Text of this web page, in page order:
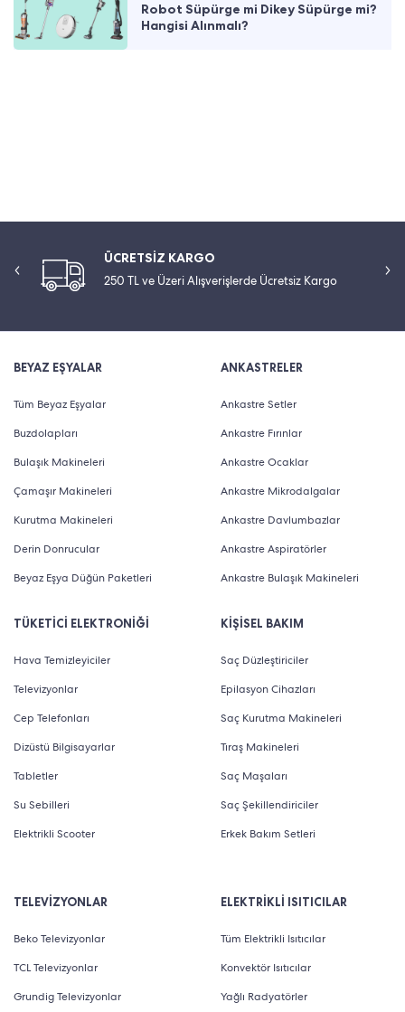
Robot Süpürge mi Dikey Süpürge mi?
Hangisi Alınmalı?
ÜCRETSİZ KARGO
250 TL ve Üzeri Alışverişlerde Ücretsiz Kargo
BEYAZ EŞYALAR
Tüm Beyaz Eşyalar
Buzdolapları
Bulaşık Makineleri
Çamaşır Makineleri
Kurutma Makineleri
Derin Donrucular
Beyaz Eşya Düğün Paketleri
TÜKETİCİ ELEKTRONİĞİ
Hava Temizleyiciler
Televizyonlar
Cep Telefonları
Dizüstü Bilgisayarlar
Tabletler
Su Sebilleri
Elektrikli Scooter
ANKASTRELER
Ankastre Setler
Ankastre Fırınlar
Ankastre Ocaklar
Ankastre Mikrodalgalar
Ankastre Davlumbazlar
Ankastre Aspiratörler
Ankastre Bulaşık Makineleri
KİŞİSEL BAKIM
Saç Düzleştiriciler
Epilasyon Cihazları
Saç Kurutma Makineleri
Tıraş Makineleri
Saç Maşaları
Saç Şekillendiriciler
Erkek Bakım Setleri
TELEVİZYONLAR
Beko Televizyonlar
TCL Televizyonlar
Grundig Televizyonlar
ELEKTRİKLİ ISITICILAR
Tüm Elektrikli Isıtıcılar
Konvektör Isıtıcılar
Yağlı Radyatörler